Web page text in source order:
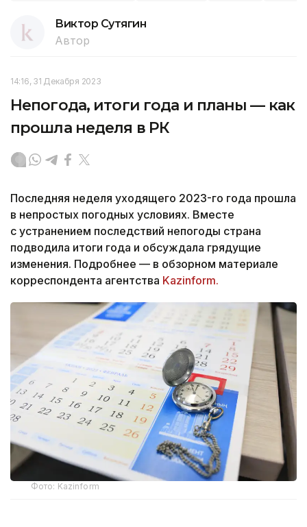
Виктор Сутягин
Автор
14:16, 31 Декабря 2023
Непогода, итоги года и планы — как
прошла неделя в РК
Последняя неделя уходящего 2023-го года прошла
в непростых погодных условиях. Вместе
с устранением последствий непогоды страна
подводила итоги года и обсуждала грядущие
изменения. Подробнее — в обзорном материале
корреспондента агентства Kazinform.
Фото: Kazinform